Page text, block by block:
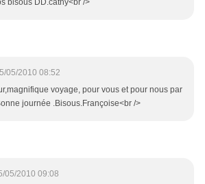
bisous DD.cathy<br />
05/2010 08:52
voyage, pour vous et pour nous par
journée .Bisous.Françoise<br />
05/2010 09:08